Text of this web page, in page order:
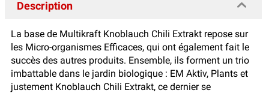
Description
La base de Multikraft Knoblauch Chili Extrakt repose sur
les Micro-organismes Efficaces, qui ont également fait le
succès des autres produits. Ensemble, ils forment un trio
imbattable dans le jardin biologique : EM Aktiv, Plants et
justement Knoblauch Chili Extrakt, ce dernier se